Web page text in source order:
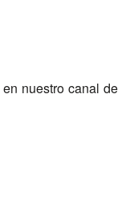
en nuestro canal de